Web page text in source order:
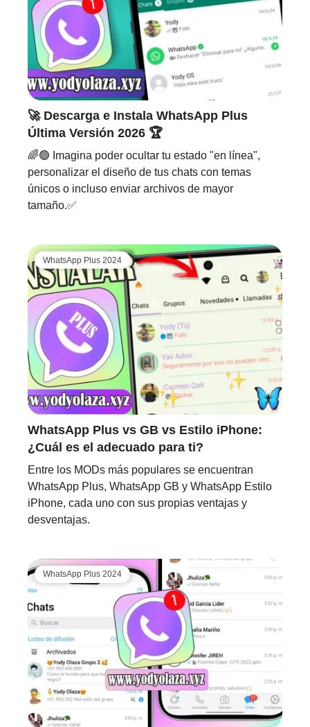
🚀 Descarga e Instala WhatsApp Plus
Última Versión 2026 🏆
🌈🟢 Imagina poder ocultar tu estado "en línea",
personalizar el diseño de tus chats con temas
únicos o incluso enviar archivos de mayor
tamaño.✅
WhatsApp Plus 2024
WhatsApp Plus vs GB vs Estilo iPhone:
¿Cuál es el adecuado para ti?
Entre los MODs más populares se encuentran
WhatsApp Plus, WhatsApp GB y WhatsApp Estilo
iPhone, cada uno con sus propias ventajas y
desventajas.
WhatsApp Plus 2024